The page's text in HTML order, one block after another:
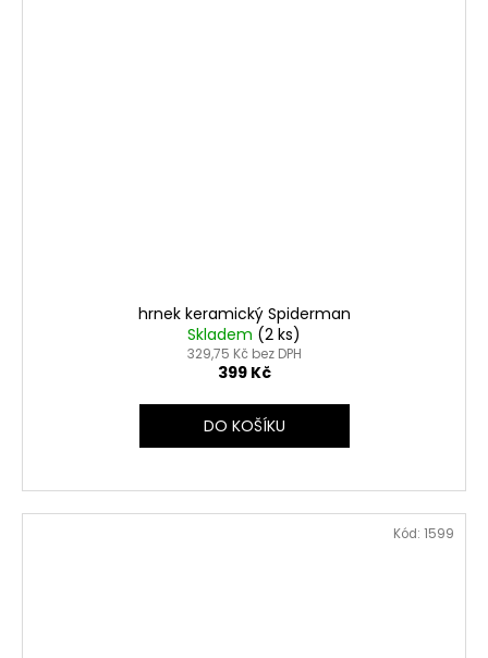
hrnek keramický Spiderman
Skladem (2 ks)
329,75 Kč bez DPH
399 Kč
DO KOŠÍKU
Kód: 1599